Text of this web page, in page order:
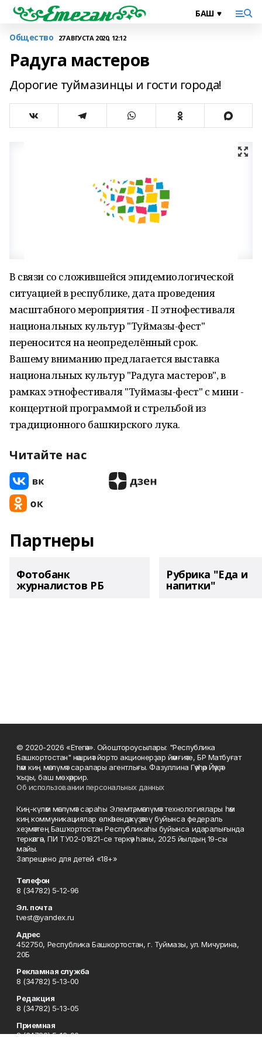
Общество 27 АВГУСТА 2020, 12:12
Радуга мастеров
Дорогие туймазинцы и гости города!
В связи со сложившейся эпидемиологической
ситуацией в республике, дата проведения
масштабного мероприятия - II этнофестиваля
национальных культур "Туймазы-фест"
переносится на неопределённый срок.
Вашему вниманию предлагается выставка
национальных культур "Радуга мастеров", в
рамках этнофестиваля "Туймазы-фест" с мини -
концертной программой и стрельбой из
традиционного башкирского лука.
Читайте нас
Партнеры
Фотобанк
журналистов РБ
Рубрика "Еда и
напитки"
© 2020-2026 «Етегән». Ойоштороусылары: "Республика
Башкортостан" нәшриәт йорто акционерҙар йәмғиәте, БР Матбуғат
һәм киң мәғлүмәт саралары агентлығы. Фазуллина Гәүһәр Йәүҙәт
ҡыҙы, баш мөхәррир.
Об использовании персональных данных
Киң-күләм мәғлүмәт сараһы Элемтә, мәғлүмәт технологиялары һәм
киң коммуникациялар өлкәһендә күҙәтеү буйынса федераль
хеҙмәттең Башҡортостан Республикаһы буйынса идаралығында
теркәлгән, ПИ ТУ02-01821-се теркәү һаны, 2025 йылдың 19-сы
майы.
Запрещено для детей «18+»
Телефон
8 (34782) 5-12-96
Эл. почта
tvest@yandex.ru
Адрес
452750, Республика Башкортостан, г. Туймазы, ул. Мичурина,
20Б
Рекламная служба
8 (34782) 5-13-00
Редакция
8 (34782) 5-13-05
Приемная
8 (34782) 5-12-96